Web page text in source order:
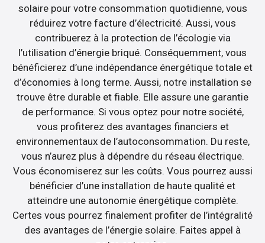
solaire pour votre consommation quotidienne, vous
réduirez votre facture d’électricité. Aussi, vous
contribuerez à la protection de l’écologie via
l’utilisation d’énergie briqué. Conséquemment, vous
bénéficierez d’une indépendance énergétique totale et
d’économies à long terme. Aussi, notre installation se
trouve être durable et fiable. Elle assure une garantie
de performance. Si vous optez pour notre société,
vous profiterez des avantages financiers et
environnementaux de l’autoconsommation. Du reste,
vous n’aurez plus à dépendre du réseau électrique.
Vous économiserez sur les coûts. Vous pourrez aussi
bénéficier d’une installation de haute qualité et
atteindre une autonomie énergétique complète.
Certes vous pourrez finalement profiter de l’intégralité
des avantages de l’énergie solaire. Faites appel à